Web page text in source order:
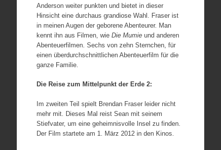
Anderson weiter punkten und bietet in dieser
Hinsicht eine durchaus grandiose Wahl. Fraser ist
in meinen Augen der geborene Abenteurer. Man
kennt ihn aus Filmen, wie Die Mumieund anderen
Abenteuerfilmen. Sechs von zehn Sternchen, für
einen überdurchschnittlichen Abenteuerfilm für die
ganze Familie.
Die Reise zum Mittelpunkt der Erde 2:
Im zweiten Teil spielt Brendan Fraser leider nicht
mehr mit. Dieses Mal reist Sean mit seinem
Stiefvater, um eine geheimnisvolle Insel zu finden.
Der Film startete am 1. März 2012 in den Kinos.